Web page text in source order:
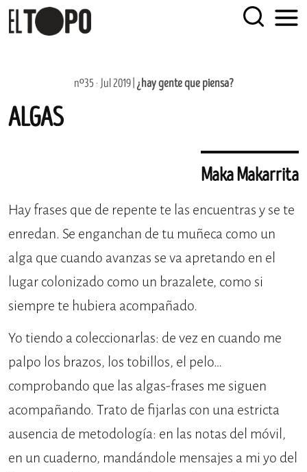
content
nº35 · Jul 2019 | ¿hay gente que piensa?
ALGAS
Maka Makarrita
Hay frases que de repente te las encuentras y se te
enredan. Se enganchan de tu muñeca como un
alga que cuando avanzas se va apretando en el
lugar colonizado como un brazalete, como si
siempre te hubiera acompañado.
Yo tiendo a coleccionarlas: de vez en cuando me
palpo los brazos, los tobillos, el pelo…
comprobando que las algas-frases me siguen
acompañando. Trato de fijarlas con una estricta
ausencia de metodología: en las notas del móvil,
en un cuaderno, mandándole mensajes a mi yo del